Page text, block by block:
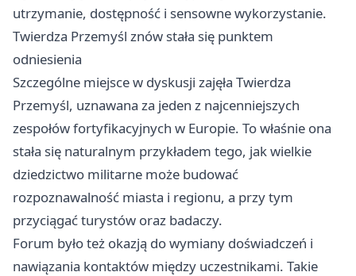
utrzymanie, dostępność i sensowne wykorzystanie.
Twierdza Przemyśl znów stała się punktem
odniesienia
Szczególne miejsce w dyskusji zajęła Twierdza
Przemyśl, uznawana za jeden z najcenniejszych
zespołów fortyfikacyjnych w Europie. To właśnie ona
stała się naturalnym przykładem tego, jak wielkie
dziedzictwo militarne może budować
rozpoznawalność miasta i regionu, a przy tym
przyciągać turystów oraz badaczy.
Forum było też okazją do wymiany doświadczeń i
nawiązania kontaktów między uczestnikami. Takie